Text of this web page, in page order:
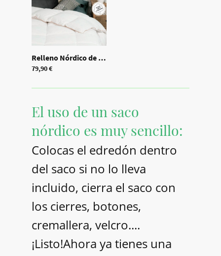
Relleno Nórdico de Plumón Icelans 275G/M2
79,90 €
El uso de un saco
nórdico es muy sencillo:
Colocas el edredón dentro
del saco si no lo lleva
incluido, cierra el saco con
los cierres, botones,
cremallera, velcro....
¡Listo!Ahora ya tienes una